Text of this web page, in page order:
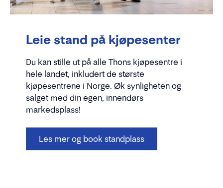
Leie stand på kjøpesenter
Du kan stille ut på alle Thons kjøpesentre i
hele landet, inkludert de største
kjøpesentrene i Norge. Øk synligheten og
salget med din egen, innendørs
markedsplass!
Les mer og book standplass